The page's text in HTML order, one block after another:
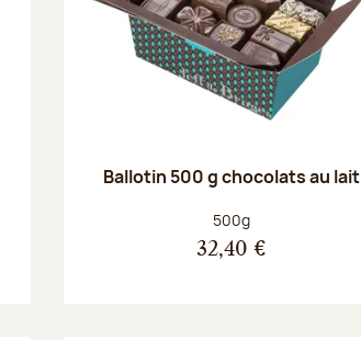
Ballotin 500 g chocolats au lait
Poids net :
500g
32,40 €